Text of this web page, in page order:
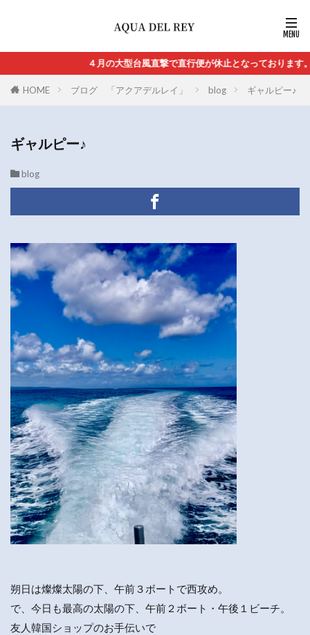
４月の大型台風直撃で直行便が休止となっております
HOME ブログ 「アクアデルレイ」 blog ギャルピー♪
ギャルピー♪
blog
朔日は燦燦太陽の下、午前３ボートで西攻め。
で、今日も最高の太陽の下、午前２ボート・午後１ビーチ。
友人韓国ショップのお手伝いで